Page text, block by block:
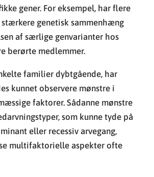
gener. For eksempel, har flere
genetisk sammenhæng
af særlige genvarianter hos
berørte medlemmer.
familier dybtgående, har
kunnet observere mønstre i
faktorer. Sådanne mønstre
som kunne tyde på
eller recessiv arvegang,
multifaktorielle aspekter ofte